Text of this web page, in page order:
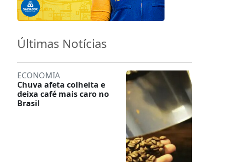
Últimas Notícias
ECONOMIA
Chuva afeta colheita e
deixa café mais caro no
Brasil